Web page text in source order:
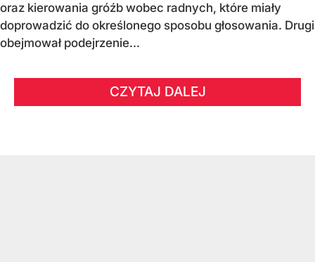
oraz kierowania gróźb wobec radnych, które miały
doprowadzić do określonego sposobu głosowania. Drugi
obejmował podejrzenie...
CZYTAJ DALEJ